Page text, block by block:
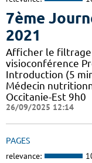
7ème
2021
Afficher le filtrage
visioconférence
Introduction (5
Médecin
Occitanie-Est 9h0
26/09/2025 12:14
PAGES
relevance: